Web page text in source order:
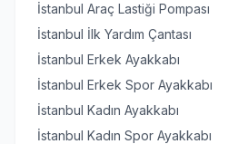
İstanbul Araç Lastiği Pompası
İstanbul İlk Yardım Çantası
İstanbul Erkek Ayakkabı
İstanbul Erkek Spor Ayakkabı
İstanbul Kadın Ayakkabı
İstanbul Kadın Spor Ayakkabı